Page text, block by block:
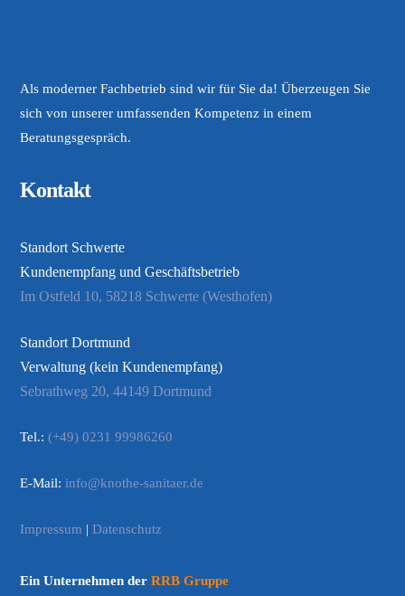
Als moderner Fachbetrieb sind wir für Sie da! Überzeugen Sie
sich von unserer umfassenden Kompetenz in einem
Beratungsgespräch.
Kontakt
Standort Schwerte
Kundenempfang und Geschäftsbetrieb
Im Ostfeld 10, 58218 Schwerte (Westhofen)
Standort Dortmund
Verwaltung (kein Kundenempfang)
Sebrathweg 20, 44149 Dortmund
Tel.: (+49) 0231 99986260
E-Mail: info@knothe-sanitaer.de
Impressum |Datenschutz
Ein Unternehmen derRRB Gruppe